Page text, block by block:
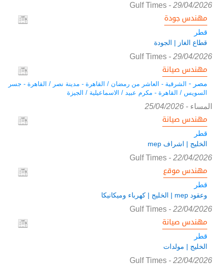
Gulf Times- 29/04/2026
مهندس جودة
قطر
قطاع الغاز | الجودة
Gulf Times- 29/04/2026
مهندس صيانة
مصر - الشرقية - العاشر من رمضان / القاهرة - مدينة نصر / القاهرة - جسر
السويس / القاهرة - مكرم عبيد / الاسماعيلية / الجيزة
المساء -
25/04/2026
مهندس صيانة
قطر
الخليج | اشراف mep
Gulf Times- 22/04/2026
مهندس موقع
قطر
وعقود mep | الخليج | كهرباء وميكانيكا
Gulf Times- 22/04/2026
مهندس صيانة
قطر
الخليج | مولدات
Gulf Times- 22/04/2026